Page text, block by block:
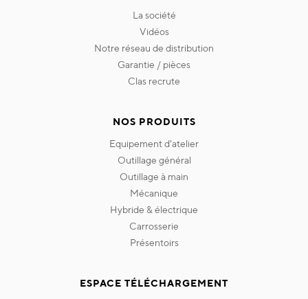
la société
vidéos
notre réseau de distribution
garantie / pièces
clas recrute
NOS PRODUITS
equipement d'atelier
outillage général
outillage à main
mécanique
hybride & électrique
carrosserie
présentoirs
ESPACE TÉLÉCHARGEMENT